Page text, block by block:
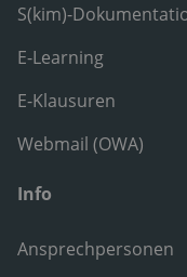
S(kim)-
E-Learning
E-Klausuren
Webmail (OWA)
Info
Ansprechpersonen